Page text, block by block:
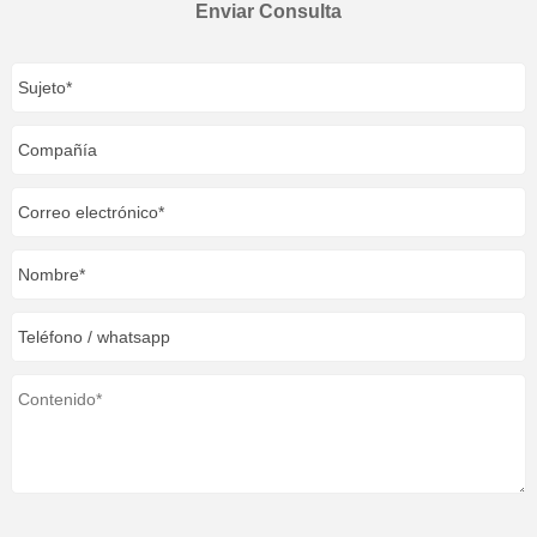
Enviar Consulta